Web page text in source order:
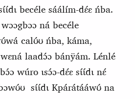
becéle sáálím‑dɛ́ɛ ńba.
ná becéle
calʊ́ʊ ńba, káma,
laadɔ́ɔ bánÿám. Lénlé
wúro ɩsɔ́ɔ‑dɛ́ɛ sɩ́ɩ́dɩ nɛ́
sɩ́ɩ́dɩ Kpárátááwʊ́ na